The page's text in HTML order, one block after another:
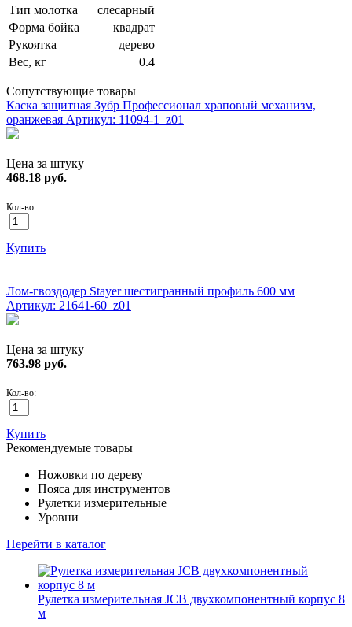
Тип молотка
слесарный
Форма бойка
квадрат
Рукоятка
дерево
Вес, кг
0.4
Сопутствующие товары
Каска защитная Зубр Профессионал храповый механизм,
оранжевая Артикул: 11094-1_z01
Цена за штуку
468.18 руб.
Кол-во:
Купить
Лом-гвоздодер Stayer шестигранный профиль 600 мм
Артикул: 21641-60_z01
Цена за штуку
763.98 руб.
Кол-во:
Купить
Рекомендуемые товары
Ножовки по дереву
Пояса для инструментов
Рулетки измерительные
Уровни
Перейти в каталог
Рулетка измерительная JCB двухкомпонентный корпус 8
м